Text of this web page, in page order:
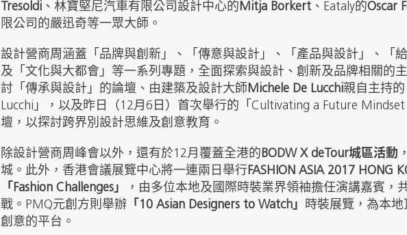
Tresoldi 、林寶堅尼汽車有限公司設計中心的Mitja Borkert 、Eataly的Oscar
限公司的嚴迅奇等一眾大師。
設計營商周涵蓋「品牌與創新」、「傳意與設計」、「產品與設計」、「
及「文化與大都會」等一系列專題，全面探索與設計、創新及品牌相關的
討「傳承與設計」的論壇、由建築及設計大師Michele De Lucchi親自主持的
Lucchi」，以及昨日（12月6日）首次舉行的「Cultivating a Future Mindset
壇，以探討跨界別設計思維及創意教育。
除設計營商周峰會以外，還有於12月覆蓋全港的BODW X deTour城區活動
城。此外，香港會議展覽中心將一連兩日舉行FASHION ASIA 2017 HONG
「Fashion Challenges」
，由多位本地及國際時裝業界領袖擔任演講嘉賓，
戰。PMQ元創方則舉辦 「10 Asian Designers to Watch」 時裝展覽，為本
創意的平台。